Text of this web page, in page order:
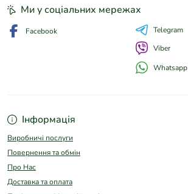
Інформація
Виробничі послуги
Повернення та обмін
Про Нас
Доставка та оплата
Ми у соціальних мережах
Facebook
Telegram
Viber
Whatsapp